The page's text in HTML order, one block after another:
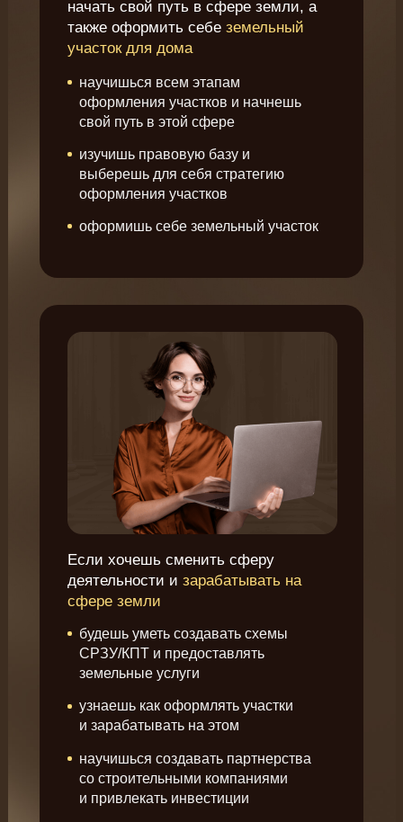
начать свой путь в сфере земли, а
также оформить себе земельный
участок для дома
научишься всем этапам
оформления участков и начнешь
свой путь в этой сфере
изучишь правовую базу и
выберешь для себя стратегию
оформления участков
оформишь себе земельный участок
Если хочешь сменить сферу
деятельности и зарабатывать на
сфере земли
будешь уметь создавать схемы
СРЗУ/КПТ и предоставлять
земельные услуги
узнаешь как оформлять участки
и зарабатывать на этом
научишься создавать партнерства
со строительными компаниями
и привлекать инвестиции